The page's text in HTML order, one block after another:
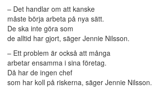
– Det handlar om att kanske
måste börja arbeta på nya sätt.
De ska inte göra som
de alltid har gjort, säger Jennie Nilsson.
– Ett problem är också att många
arbetar ensamma i sina företag.
Då har de ingen chef
som har koll på riskerna, säger Jennie Nilsson.